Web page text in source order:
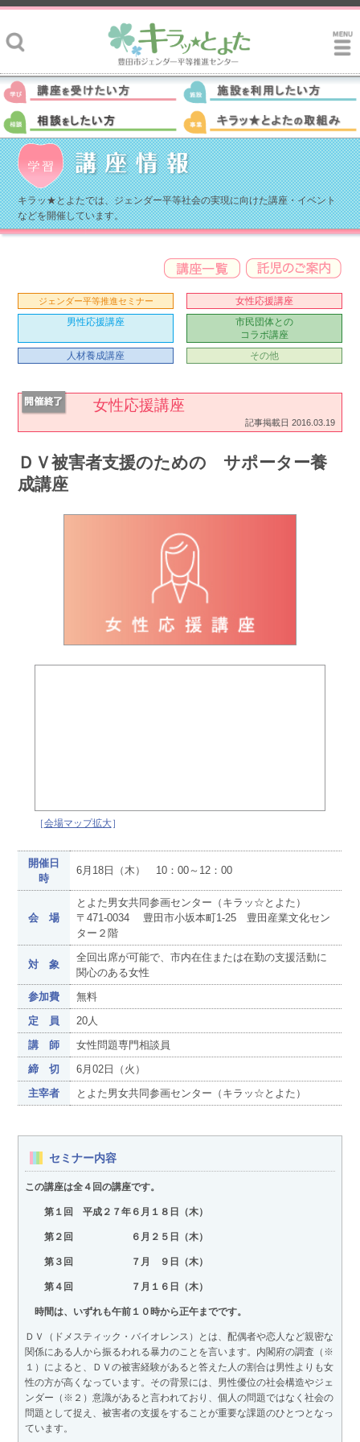
キラッ★とよたでは、ジェンダー平等社会の実現に向けた講座・イベント
などを開催しています。
ジェンダー平等推進セミナー
女性応援講座
男性応援講座
市民団体との
コラボ講座
人材養成講座
その他
女性応援講座
記事掲載日 2016.03.19
ＤＶ被害者支援のための サポーター養
成講座
［会場マップ拡大］
開催日
時
6月18日（木） 10：00～12：00
会 場
とよた男女共同参画センター（キラッ☆とよた）
〒471-0034 豊田市小坂本町1-25 豊田産業文化セン
ター２階
対 象
全回出席が可能で、市内在住または在勤の支援活動に
関心のある女性
参加費
無料
定 員
20人
講 師
女性問題専門相談員
締 切
6月02日（火）
主宰者
とよた男女共同参画センター（キラッ☆とよた）
セミナー内容
この講座は全４回の講座です。
第１回 平成２７年６月１８日（木）
第２回 ６月２５日（木）
第３回 ７月 ９日（木）
第４回 ７月１６日（木）
時間は、いずれも午前１０時から正午までです。
ＤＶ（ドメスティック・バイオレンス）とは、配偶者や恋人など親密な
関係にある人から振るわれる暴力のことを言います。内閣府の調査（※
１）によると、ＤＶの被害経験があると答えた人の割合は男性よりも女
性の方が高くなっています。その背景には、男性優位の社会構造やジェ
ンダー（※２）意識があると言われており、個人の問題ではなく社会の
問題として捉え、被害者の支援をすることが重要な課題のひとつとなっ
ています。